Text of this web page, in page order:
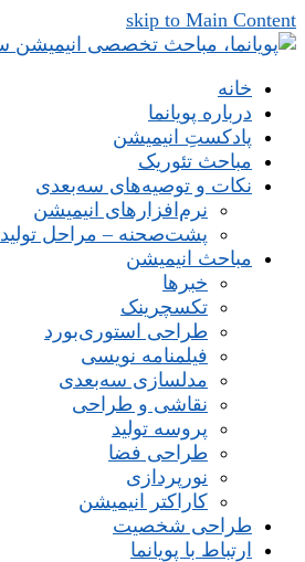
skip to Main Content
خانه
درباره پویانما
پادکستِ انیمیشن
مباحث تئوریک
نکات و توصیه‌های‌ سه‌بعدی
نرم‌افزارهای انیمیشن
پشت‌صحنه – مراحل تولید
مباحث انیمیشن
خبرها
تکسچرینک
طراحی استوری‌بورد
فیلمنامه نویسی
مدلسازی سه‌بعدی
نقاشی و طراحی
پروسه تولید
طراحی فضا
نورپردازی
کاراکتر انیمیشن
طراحی شخصیت
ارتباط با پویانما